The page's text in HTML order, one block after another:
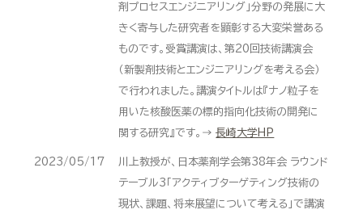
剤プロセスエンジニアリング」分野の発展に大
きく寄与した研究者を顕彰する大変栄誉ある
ものです。受賞講演は、第20回技術講演会
（新製剤技術とエンジニアリングを考える会）
で行われました。講演タイトルは『ナノ粒子を
用いた核酸医薬の標的指向化技術の開発に
関する研究』です。→長崎大学HP
2023/05/17
川上教授が、日本薬剤学会第38年会 ラウンド
テーブル3「アクティブターゲティング技術の
現状、課題、将来展望について考える」で講演